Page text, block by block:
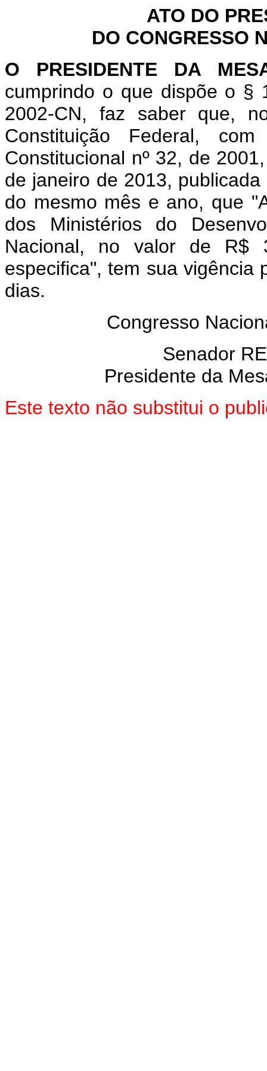
ATO DO
DO CONGRESSO
O PRESIDENTE DA
cumprindo o que dispõe o §
2002-CN, faz saber que,
Constituição Federal,
Constitucional nº 32, de
de janeiro de 2013,
do mesmo mês e ano, que
dos Ministérios do
Nacional, no valor de R$
especifica", tem sua vigência
dias.
Congresso
Senador
Presidente da
Este texto não substitui o